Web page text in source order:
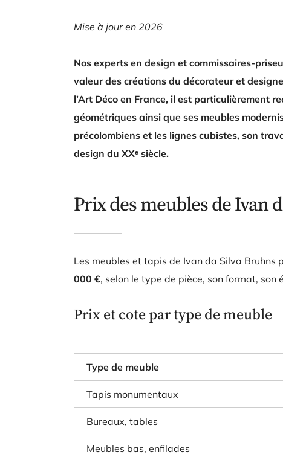
Mise à jour en 2026
Nos experts en design et commissaires-
valeur des créations du décorateur et
l’Art Déco en France, il est particulièrement
géométriques ainsi que ses meubles
précolombiens et les lignes cubistes, son
design du XXᵉ siècle.
Prix des meubles de Ivan
Les meubles et tapis de Ivan da Silva
000 €, selon le type de pièce, son format, son
Prix et cote par type de meuble
Type de meuble
Tapis monumentaux
Bureaux, tables
Meubles bas, enfilades